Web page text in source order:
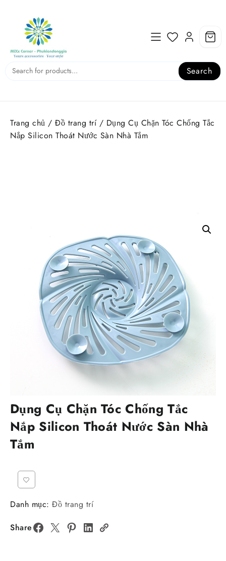
content
Search
Trang chủ / Đồ trang trí/ Dụng Cụ Chặn Tóc Chống Tắc
Nắp Silicon Thoát Nước Sàn Nhà Tắm
Dụng Cụ Chặn Tóc Chống Tắc
Nắp Silicon Thoát Nước Sàn Nhà
Tắm
Danh mục: Đồ trang trí
Share